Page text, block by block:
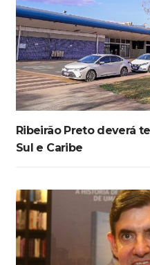
Ribeirão Preto deverá
Sul e Caribe